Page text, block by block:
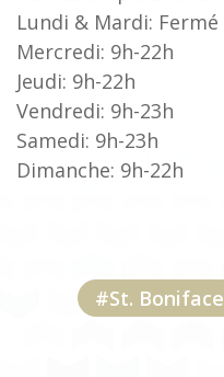
Lundi & Mardi: Fermé
Mercredi: 9h-22h
Jeudi: 9h-22h
Vendredi: 9h-23h
Samedi: 9h-23h
Dimanche: 9h-22h
#St. Boniface